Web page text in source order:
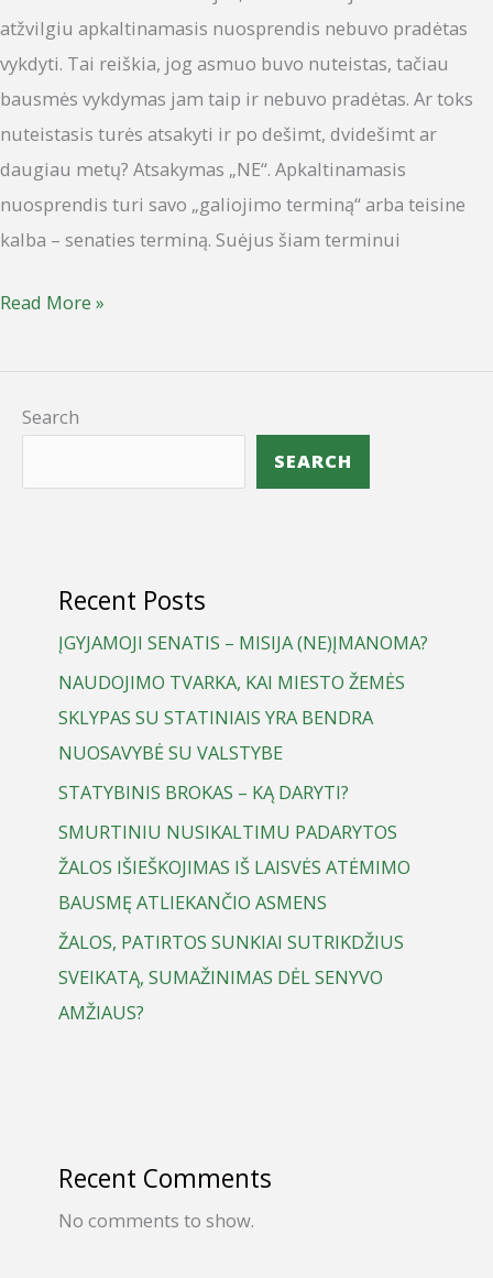
atžvilgiu apkaltinamasis nuosprendis nebuvo pradėtas
vykdyti. Tai reiškia, jog asmuo buvo nuteistas, tačiau
bausmės vykdymas jam taip ir nebuvo pradėtas. Ar toks
nuteistasis turės atsakyti ir po dešimt, dvidešimt ar
daugiau metų? Atsakymas „NE“. Apkaltinamasis
nuosprendis turi savo „galiojimo terminą“ arba teisine
kalba – senaties terminą. Suėjus šiam terminui
Read More »
Search
SEARCH
Recent Posts
ĮGYJAMOJI SENATIS – MISIJA (NE)ĮMANOMA?
NAUDOJIMO TVARKA, KAI MIESTO ŽEMĖS
SKLYPAS SU STATINIAIS YRA BENDRA
NUOSAVYBĖ SU VALSTYBE
STATYBINIS BROKAS – KĄ DARYTI?
SMURTINIU NUSIKALTIMU PADARYTOS
ŽALOS IŠIEŠKOJIMAS IŠ LAISVĖS ATĖMIMO
BAUSMĘ ATLIEKANČIO ASMENS
ŽALOS, PATIRTOS SUNKIAI SUTRIKDŽIUS
SVEIKATĄ, SUMAŽINIMAS DĖL SENYVO
AMŽIAUS?
Recent Comments
No comments to show.